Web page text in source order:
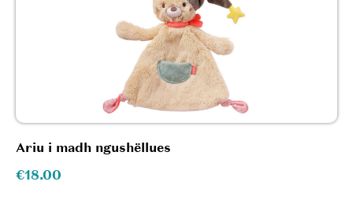
Ariu i madh ngushëllues
€18.00